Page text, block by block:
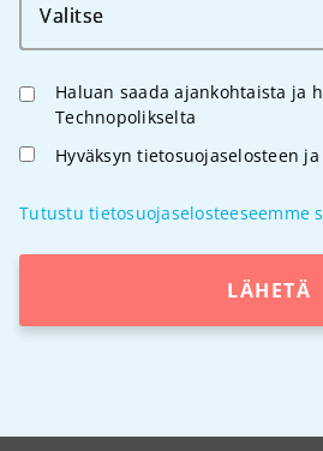
Valitse
Haluan saada ajankohtaista ja
Technopolikselta
Hyväksyn tietosuojaselosteen
Tutustu tietosuojaselosteeseemme
LÄHETÄ